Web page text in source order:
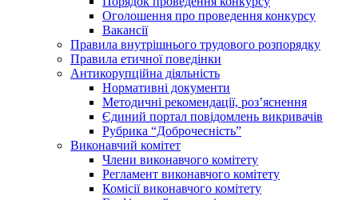
Оголошення про проведення конкурсу
Вакансії
Правила внутрішнього трудового розпорядку
Правила етичної поведінки
Антикорупційна діяльність
Нормативні документи
Методичні рекомендації, роз’яснення
Єдиний портал повідомлень викривачів
Рубрика “Доброчесність”
Виконавчий комітет
Члени виконавчого комітету
Регламент виконавчого комітету
Комісії виконавчого комітету